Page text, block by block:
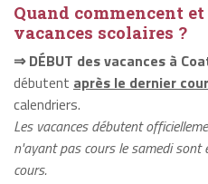
Quand commencent
vacances scolaires ?
⇒ DÉBUT des vacances à
débutent après le dernier
calendriers.
Les vacances débutent
n'ayant pas cours le samedi sont
cours.